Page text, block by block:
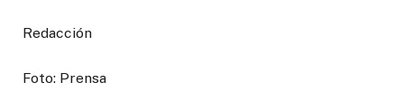
Redacción
Foto: Prensa